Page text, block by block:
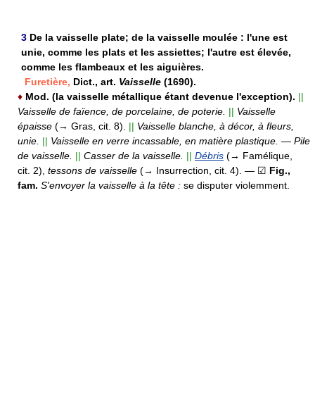
3 De la vaisselle plate; de la vaisselle moulée : l'une est
unie, comme les plats et les assiettes; l'autre est élevée,
comme les flambeaux et les aiguières.
Furetière, Dict., art. Vaisselle (1690).
♦ Mod. (la vaisselle métallique étant devenue l'exception). ||
Vaisselle de faïence, de porcelaine, de poterie. || Vaisselle
épaisse (→ Gras, cit. 8). || Vaisselle blanche, à décor, à fleurs,
unie. || Vaisselle en verre incassable, en matière plastique. — Pile
de vaisselle. || Casser de la vaisselle. || Débris (→ Famélique,
cit. 2), tessons de vaisselle (→ Insurrection, cit. 4). — ☑ Fig.,
fam. S'envoyer la vaisselle à la tête : se disputer violemment.